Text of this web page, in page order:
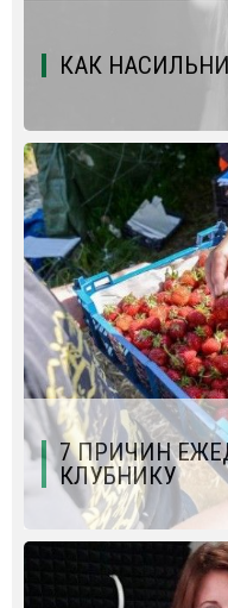
КАК
7 ПРИЧИН
КЛУБНИКУ